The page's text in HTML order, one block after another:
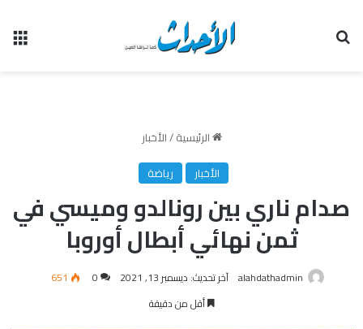
الرئيسية/الأخبار
الأخبار
رياضة
صدام ناري بين رونالدو وميسي في
ثمن نهائي أبطال أوروبا
alahdathadmin آخر تحديث: ديسمبر 13, 2021 0
651
أقل من دقيقة